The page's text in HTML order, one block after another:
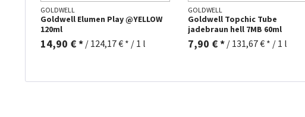
GOLDWELL
Goldwell Elumen Play @YELLOW
120ml
14,90 € * / 124,17 € * / 1 l
GOLDWELL
Goldwell Topchic Tube
jadebraun hell 7MB 60ml
7,90 € * / 131,67 € * / 1 l